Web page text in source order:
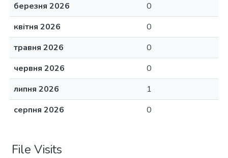
березня 2026
0
квітня 2026
0
травня 2026
0
червня 2026
0
липня 2026
1
серпня 2026
0
File Visits